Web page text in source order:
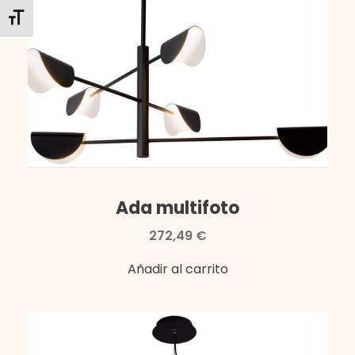
Alternar tamaño de letra
Ada multifoto
272,49 €
Añadir al carrito